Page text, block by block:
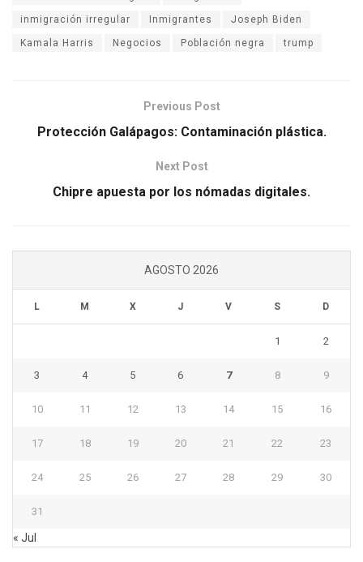
inmigración irregular Inmigrantes Joseph Biden
Kamala Harris Negocios Población negra trump
Previous Post
Protección Galápagos: Contaminación plástica.
Next Post
Chipre apuesta por los nómadas digitales.
AGOSTO 2026
L M X J V S D
1 2
3 4 5 6 7 8 9
10 11 12 13 14 15 16
17 18 19 20 21 22 23
24 25 26 27 28 29 30
31
« Jul